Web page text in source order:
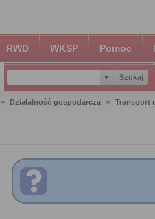
RWD WKSP Pomoc
Działalność gospodarcza
Transport